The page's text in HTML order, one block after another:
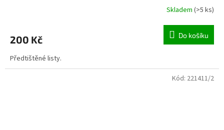
Skladem (>5 ks)
200 Kč Do košíku
Předtištěné listy.
Kód: 221411/2